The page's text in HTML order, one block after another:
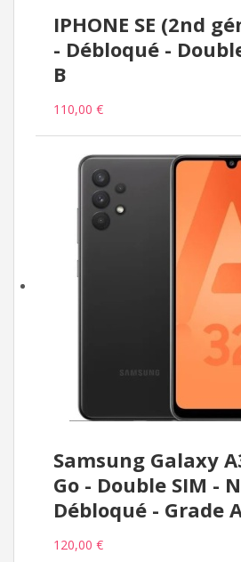
IPHONE SE (2nd
- Débloqué -
B
110,00 €
Samsung Galaxy
Go - Double SIM -
Débloqué - Grade
120,00 €